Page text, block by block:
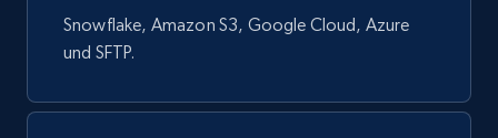
Digikey - Products
Description, Manufacturer, Manufacturer url,
Snowflake, Amazon S3, Google Cloud, Azure
und SFTP.